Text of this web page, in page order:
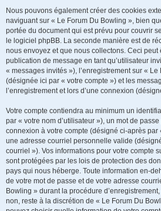
Nous pouvons également créer des cookies
naviguant sur « Le Forum Du Bowling », bien
portée du document qui est prévu pour couvrir
le logiciel phpBB. La seconde manière est de
nous envoyez et que nous collectons. Ceci peut
publication de message en tant qu’utilisateur
« messages invités »), l’enregistrement sur «
(désignée ici par « votre compte ») et les
l’enregistrement et lors d’une connexion
Votre compte contiendra au minimum un
par « votre nom d’utilisateur »), un mot de
connexion à votre compte (désigné ci-après par
une adresse courriel personnelle valide
courriel »). Vos informations pour votre compte
sont protégées par les lois de protection des
pays qui nous héberge. Toute information en-
de votre mot de passe et de votre adresse
Bowling » durant la procédure
non, reste à la discrétion de « Le Forum Du